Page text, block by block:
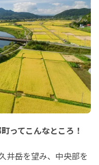
ってこんなところ！
井岳を望み、中央部を